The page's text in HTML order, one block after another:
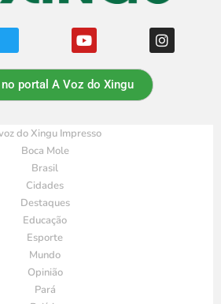
portal A Voz do Xingu
do Xingu Impresso
Boca Mole
Brasil
Cidades
Destaques
Educação
Esporte
Mundo
Opinião
Pará